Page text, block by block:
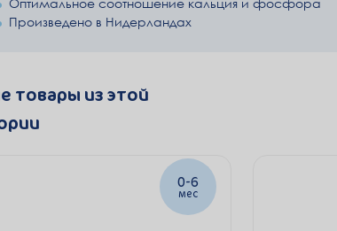
Оптимальное соотношение кальция и фосфора
Произведено в Нидерландах
товары из этой
0-6
мес